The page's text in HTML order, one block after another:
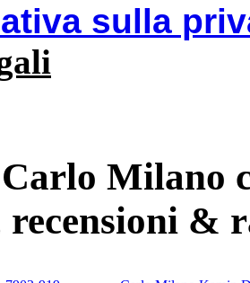
sulla
Milano
&